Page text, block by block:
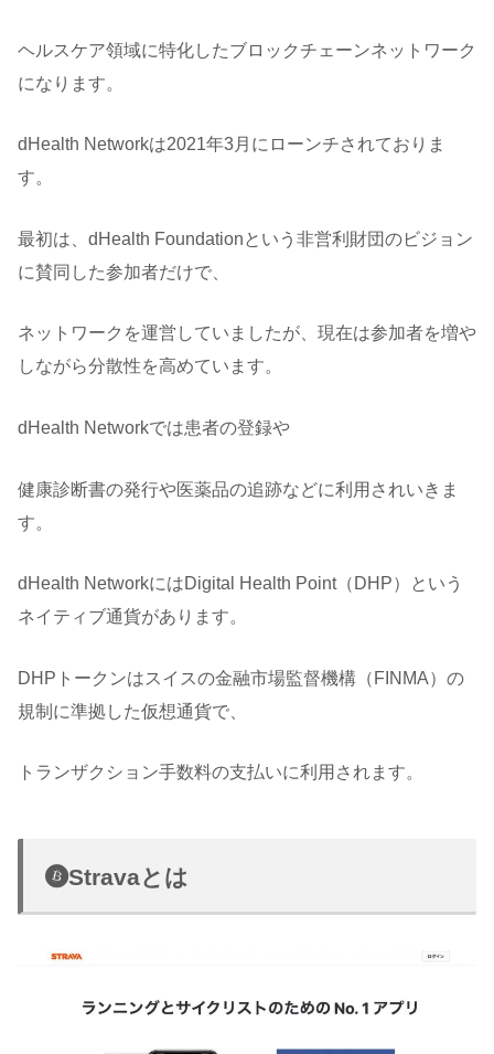
ヘルスケア領域に特化したブロックチェーンネットワーク
になります。
dHealth Networkは2021年3月にローンチされておりま
す。
最初は、dHealth Foundationという非営利財団のビジョン
に賛同した参加者だけで、
ネットワークを運営していましたが、現在は参加者を増や
しながら分散性を高めています。
dHealth Networkでは患者の登録や
健康診断書の発行や医薬品の追跡などに利用されいきま
す。
dHealth NetworkにはDigital Health Point（DHP）という
ネイティブ通貨があります。
DHPトークンはスイスの金融市場監督機構（FINMA）の
規制に準拠した仮想通貨で、
トランザクション手数料の支払いに利用されます。
Stravaとは